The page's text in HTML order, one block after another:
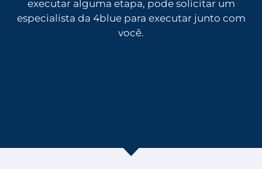
executar alguma etapa, pode solicitar um
especialista da 4blue para executar junto com
você.